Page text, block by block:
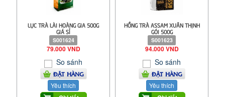
LỤC TRÀ LÀI HOÀNG GIA 500G
GIÁ SỈ
S001624
79.000 VND
So sánh
ĐẶT HÀNG
Yêu thích
HỒNG TRÀ ASSAM XUÂN THỊNH
GÓI 500G
S001623
94.000 VND
So sánh
ĐẶT HÀNG
Yêu thích